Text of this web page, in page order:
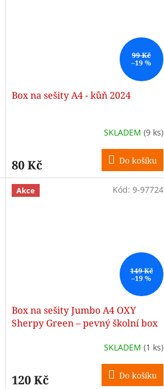
99 Kč
–19 %
Box na sešity A4 - kůň 2024
SKLADEM (9 ks)
80 Kč Do košíku
Akce
149 Kč
–19 %
Box na sešity Jumbo A4 OXY
Sherpy Green – pevný školní box
SKLADEM (1 ks)
120 Kč Do košíku
Kód: 9-97724